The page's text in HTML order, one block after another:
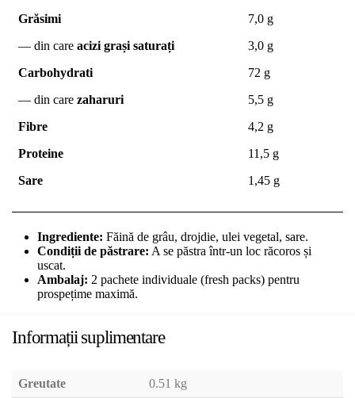
Grăsimi
7,0 g
— din care acizi grași saturați
3,0 g
Carbohydrati
72 g
— din care zaharuri
5,5 g
Fibre
4,2 g
Proteine
11,5 g
Sare
1,45 g
Ingrediente: Făină de grâu, drojdie, ulei vegetal, sare.
Condiții de păstrare: A se păstra într-un loc răcoros și
uscat.
Ambalaj: 2 pachete individuale (fresh packs) pentru
prospețime maximă.
Informații suplimentare
Greutate 0.51 kg